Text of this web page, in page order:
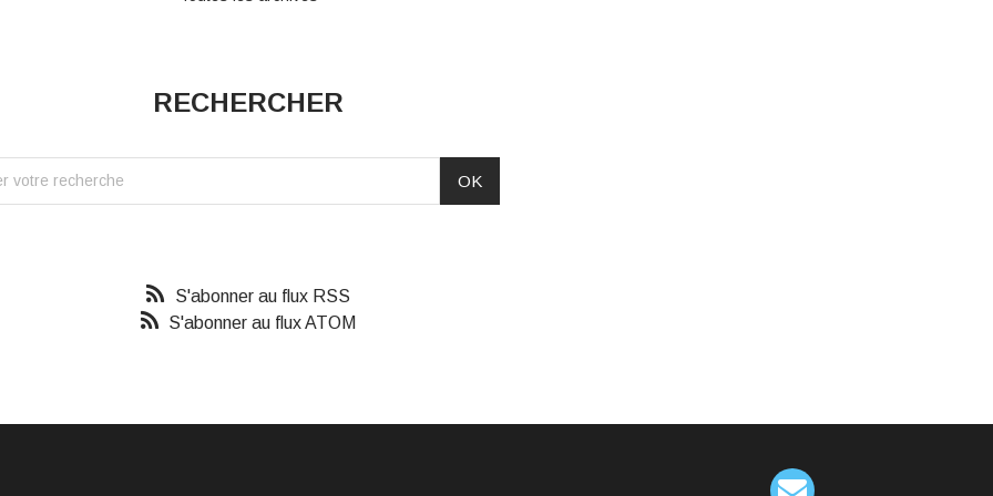
RECHERCHER
S'abonner au flux RSS
S'abonner au flux ATOM